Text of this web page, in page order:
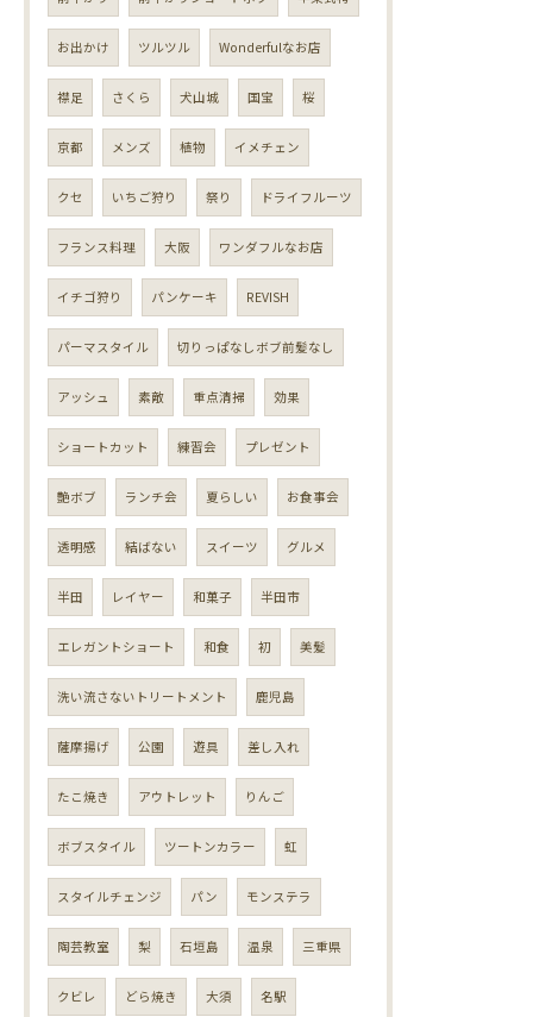
お出かけ ツルツル Wonderfulなお店
襟足 さくら 犬山城 国宝 桜
京都 メンズ 植物 イメチェン
クセ いちご狩り 祭り ドライフルーツ
フランス料理 大阪 ワンダフルなお店
イチゴ狩り パンケーキ REVISH
パーマスタイル 切りっぱなしボブ前髪なし
アッシュ 素敵 重点清掃 効果
ショートカット 練習会 プレゼント
艶ボブ ランチ会 夏らしい お食事会
透明感 結ばない スイーツ グルメ
半田 レイヤー 和菓子 半田市
エレガントショート 和食 初 美髪
洗い流さないトリートメント 鹿児島
薩摩揚げ 公園 遊具 差し入れ
たこ焼き アウトレット りんご
ボブスタイル ツートンカラー 虹
スタイルチェンジ パン モンステラ
陶芸教室 梨 石垣島 温泉 三重県
クビレ どら焼き 大須 名駅